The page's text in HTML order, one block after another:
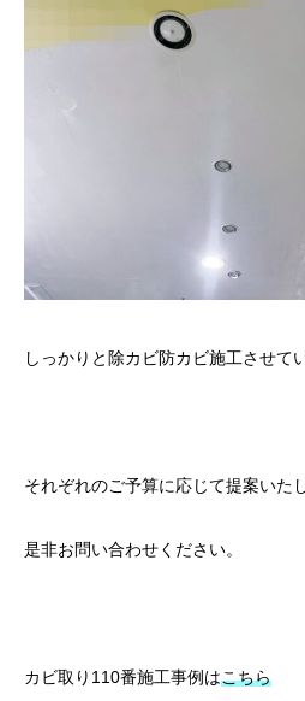
しっかりと除カビ防カビ施工させて
それぞれのご予算に応じて提案いた
是非お問い合わせください。
カビ取り110番施工事例はこちら